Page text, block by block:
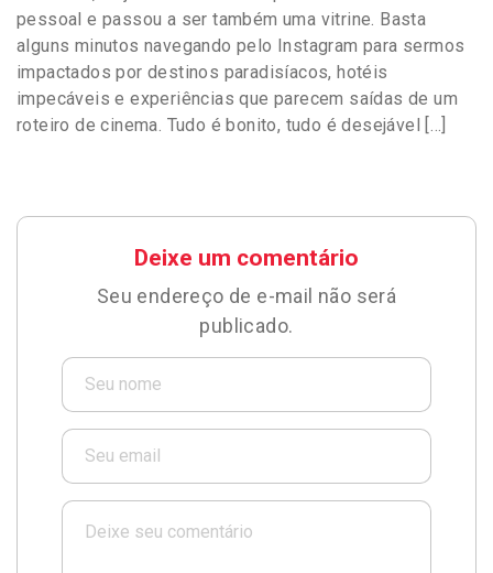
pessoal e passou a ser também uma vitrine. Basta
alguns minutos navegando pelo Instagram para sermos
impactados por destinos paradisíacos, hotéis
impecáveis e experiências que parecem saídas de um
roteiro de cinema. Tudo é bonito, tudo é desejável […]
Deixe um comentário
Seu endereço de e-mail não será
publicado.